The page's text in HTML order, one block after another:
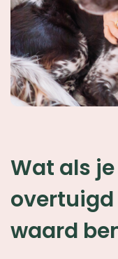
Wat als
waard